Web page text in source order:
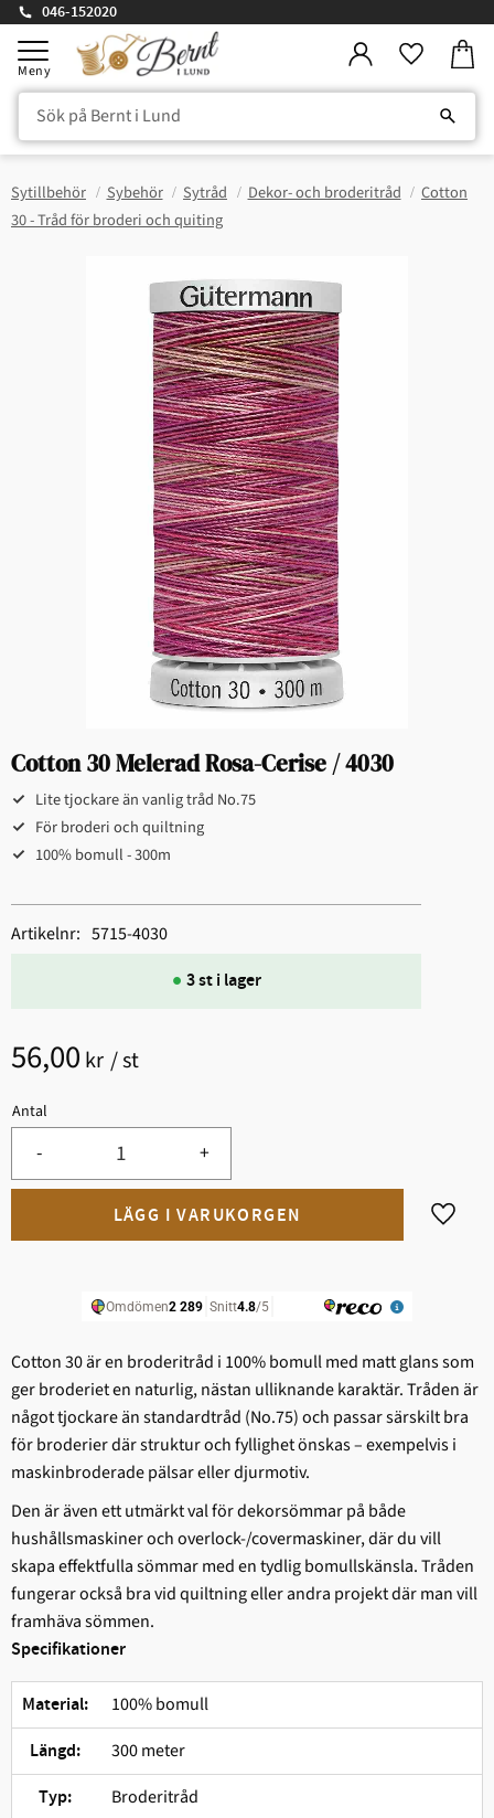
Meny
046-152020
Sytillbehör Sybehör Sytråd Dekor- och broderitråd
Cotton
30 - Tråd för broderi och quiting
Cotton 30 Melerad Rosa-Cerise / 4030
Lite tjockare än vanlig tråd No.75
För broderi och quiltning​
100% bomull - 300m
56,00 kr /st
Antal
+
-
Lägg
3 st i lager
Artikelnr 5715-4030
Cotton 30 är en broderitråd i 100% bomull med matt glans som
ger broderiet en naturlig, nästan ulliknande karaktär. Tråden är
något tjockare än standardtråd (No.75) och passar särskilt bra
för broderier där struktur och fyllighet önskas – exempelvis i
maskinbroderade pälsar eller djurmotiv.
Den är även ett utmärkt val för dekorsömmar på både
hushållsmaskiner och overlock-/covermaskiner, där du vill
skapa effektfulla sömmar med en tydlig bomullskänsla. Tråden
fungerar också bra vid quiltning eller andra projekt där man vill
framhäva sömmen.
Specifikationer
Material: 100% bomull
Längd: 300 meter
Typ: Broderitråd